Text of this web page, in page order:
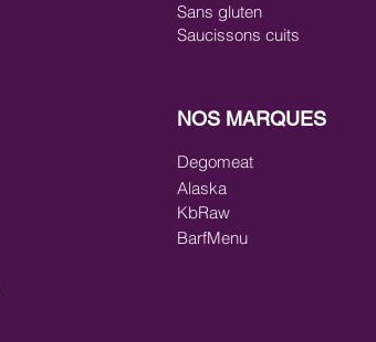
Sans gluten
Saucissons cuits
NOS MARQUES
Degomeat
Alaska
KbRaw
BarfMenu